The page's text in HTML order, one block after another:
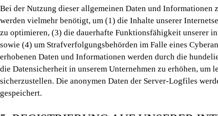
Bei der Nutzung dieser allgemeinen Daten und
werden vielmehr benötigt, um (1) die Inhalte unserer
zu optimieren, (3) die dauerhafte Funktionsfähigkeit unserer
sowie (4) um Strafverfolgungsbehörden im Falle eines
erhobenen Daten und Informationen werden durch die
die Datensicherheit in unserem Unternehmen zu erhöhen,
sicherzustellen. Die anonymen Daten der Server-Logfiles
gespeichert.